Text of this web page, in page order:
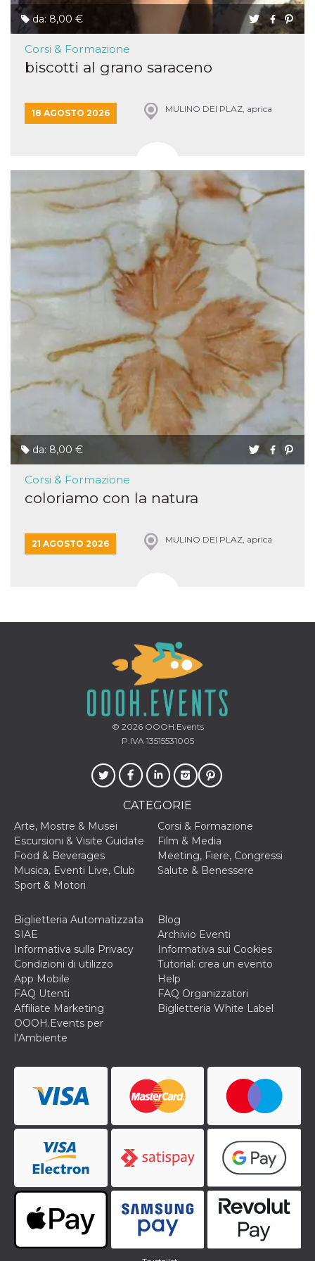
da: 8,00 €
Corsi & Formazione
biscotti al grano saraceno
18 AGOSTO 2026 MULINO DEI PLAZ, aprica
da: 8,00 €
Corsi & Formazione
coloriamo con la natura
21 AGOSTO 2026 MULINO DEI PLAZ, aprica
© 2026OOOH.Events
P.IVA 13515531005
CATEGORIE
Arte, Mostre & Musei
Corsi & Formazione
Escursioni & Visite Guidate
Film & Media
Food & Beverages
Meeting, Fiere, Congressi
Musica, Eventi Live, Club
Salute & Benessere
Sport & Motori
Biglietteria Automatizzata
SIAE
Blog
Archivio Eventi
Informativa sulla Privacy
Informativa sui Cookies
Condizioni di utilizzo
Tutorial: crea un evento
App Mobile
Help
FAQ Utenti
FAQ Organizzatori
Affiliate Marketing
Biglietteria White Label
OOOH.Events per
l’Ambiente